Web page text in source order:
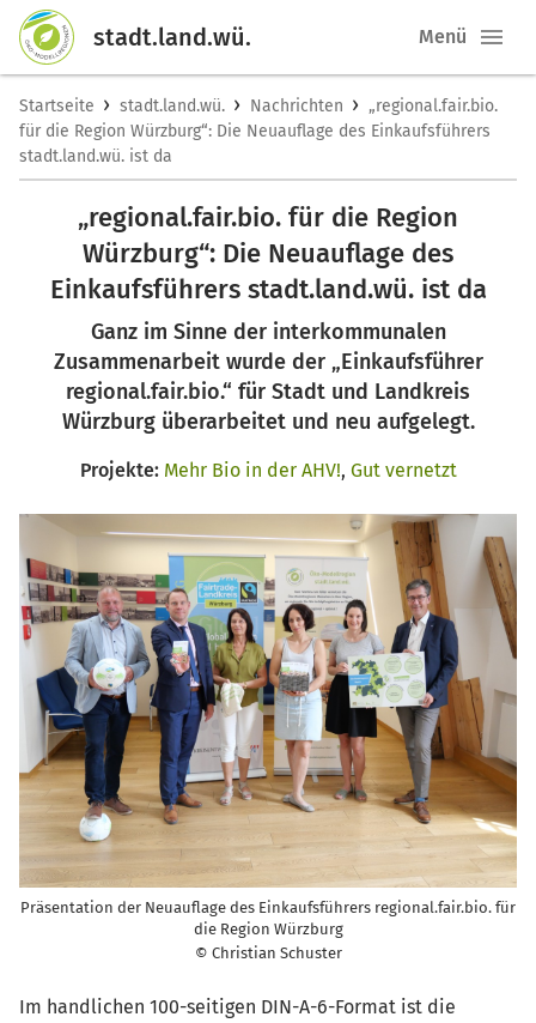
stadt.land.wü. Menü
Startseite › stadt.land.wü. › Nachrichten › „regional.fair.bio.
für die Region Würzburg“: Die Neuauflage des Einkaufsführers
stadt.land.wü. ist da
„regional.fair.bio. für die Region
Würzburg“: Die Neuauflage des
Einkaufsführers stadt.land.wü. ist da
Ganz im Sinne der interkommunalen
Zusammenarbeit wurde der „Einkaufsführer
regional.fair.bio.“ für Stadt und Landkreis
Würzburg überarbeitet und neu aufgelegt.
Projekte: Mehr Bio in der AHV!, Gut vernetzt
Präsentation der Neuauflage des Einkaufsführers regional.fair.bio. für
die Region Würzburg
© Christian Schuster
Im handlichen 100-seitigen DIN-A-6-Format ist die